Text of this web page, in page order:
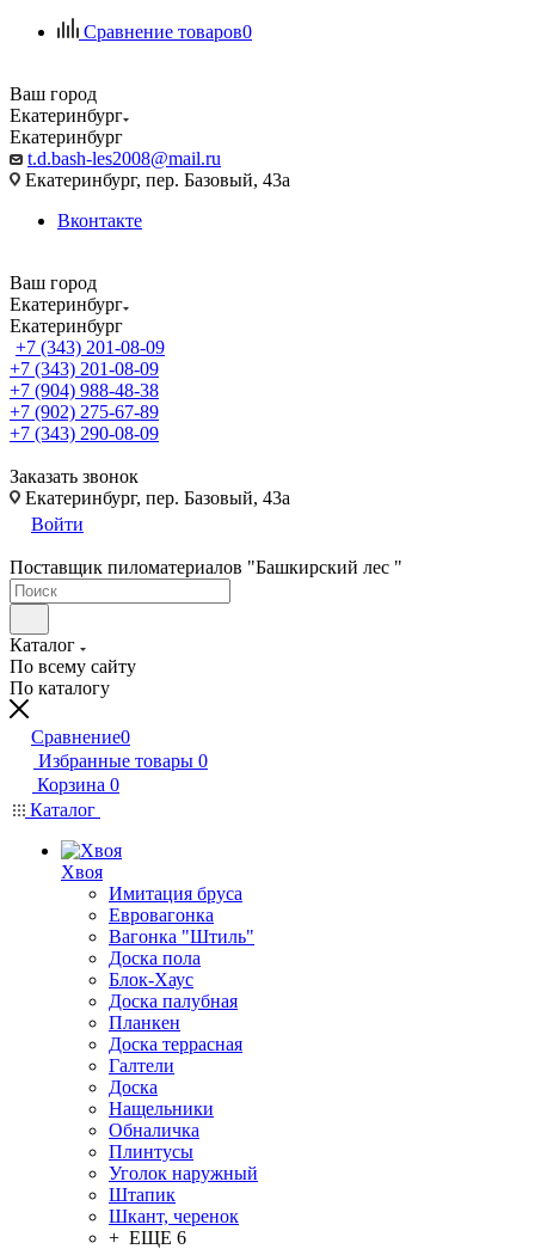
Сравнение товаров0
Ваш город
Екатеринбург
Екатеринбург
t.d.bash-les2008@mail.ru
Екатеринбург, пер. Базовый, 43а
Вконтакте
Ваш город
Екатеринбург
Екатеринбург
+7 (343) 201-08-09
+7 (343) 201-08-09
+7 (904) 988-48-38
+7 (902) 275-67-89
+7 (343) 290-08-09
Заказать звонок
Екатеринбург, пер. Базовый, 43а
Войти
Поставщик пиломатериалов "Башкирский лес "
Каталог
По всему сайту
По каталогу
Сравнение0
Избранные товары 0
Корзина 0
Каталог
Хвоя
Имитация бруса
Евровагонка
Вагонка "Штиль"
Доска пола
Блок-Хаус
Доска палубная
Планкен
Доска террасная
Галтели
Доска
Нащельники
Обналичка
Плинтусы
Уголок наружный
Штапик
Шкант, черенок
+ ЕЩЕ 6